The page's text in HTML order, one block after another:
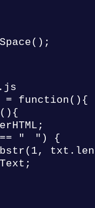
= function(){
" ") {